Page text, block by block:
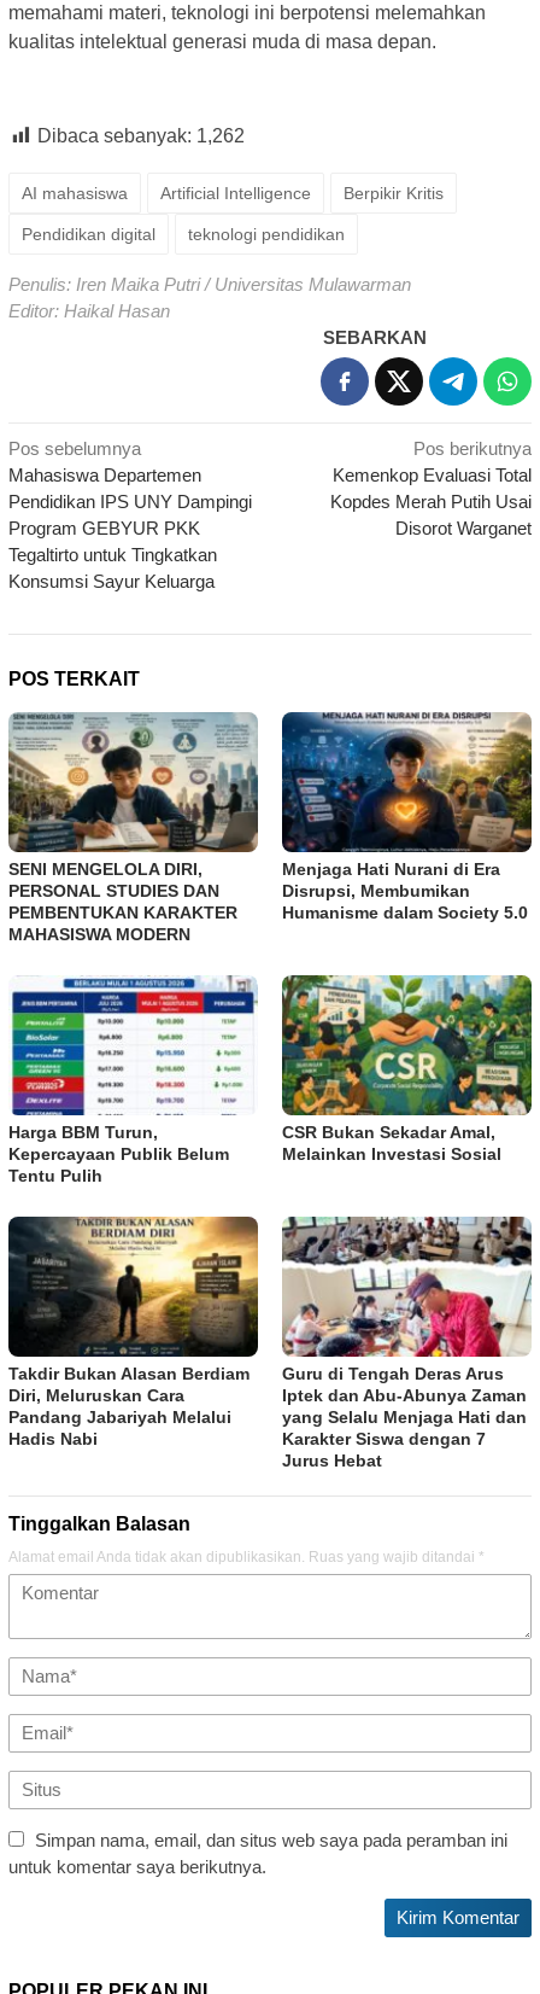
memahami materi, teknologi ini berpotensi melemahkan
kualitas intelektual generasi muda di masa depan.
Dibaca sebanyak: 1,262
AI mahasiswa Artificial Intelligence Berpikir Kritis
Pendidikan digital teknologi pendidikan
Penulis: Iren Maika Putri / Universitas Mulawarman
Editor: Haikal Hasan
SEBARKAN
Navigasi
pos
Pos sebelumnya
Mahasiswa Departemen
Pendidikan IPS UNY Dampingi
Program GEBYUR PKK
Tegaltirto untuk Tingkatkan
Konsumsi Sayur Keluarga
Pos berikutnya
Kemenkop Evaluasi Total
Kopdes Merah Putih Usai
Disorot Warganet
POS TERKAIT
SENI MENGELOLA DIRI,
PERSONAL STUDIES DAN
PEMBENTUKAN KARAKTER
MAHASISWA MODERN
Menjaga Hati Nurani di Era
Disrupsi, Membumikan
Humanisme dalam Society 5.0
Harga BBM Turun,
Kepercayaan Publik Belum
Tentu Pulih
CSR Bukan Sekadar Amal,
Melainkan Investasi Sosial
Takdir Bukan Alasan Berdiam
Diri, Meluruskan Cara
Pandang Jabariyah Melalui
Hadis Nabi
Guru di Tengah Deras Arus
Iptek dan Abu-Abunya Zaman
yang Selalu Menjaga Hati dan
Karakter Siswa dengan 7
Jurus Hebat
Tinggalkan Balasan
Alamat email Anda tidak akan dipublikasikan. Ruas yang wajib ditandai *
Simpan nama, email, dan situs web saya pada peramban ini
untuk komentar saya berikutnya.